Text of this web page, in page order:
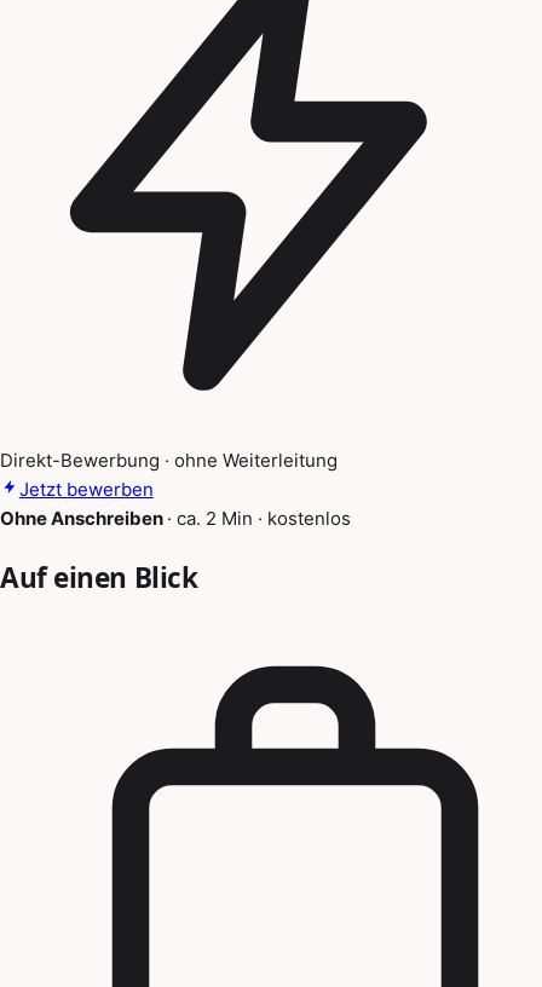
Direkt-Bewerbung · ohne Weiterleitung
Jetzt bewerben
Ohne Anschreiben · ca. 2 Min · kostenlos
Auf einen Blick